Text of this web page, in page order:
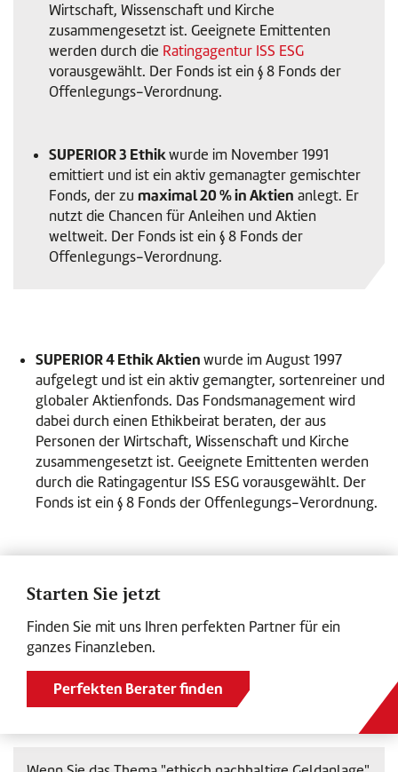
Wirtschaft, Wissenschaft und Kirche
zusammengesetzt ist. Geeignete Emittenten
werden durch die Ratingagentur ISS ESG
vorausgewählt. Der Fonds ist ein § 8 Fonds der
Offenlegungs-Verordnung.
SUPERIOR 3 Ethikwurde im November 1991
emittiert und ist ein aktiv gemanagter gemischter
Fonds, der zu maximal 20 % in Aktien anlegt. Er
nutzt die Chancen für Anleihen und Aktien
weltweit. Der Fonds ist ein § 8 Fonds der
Offenlegungs-Verordnung.
SUPERIOR 4 Ethik Aktienwurde im August 1997
aufgelegt und ist ein aktiv gemangter, sortenreiner und
globaler Aktienfonds. Das Fondsmanagement wird
dabei durch einen Ethikbeirat beraten, der aus
Personen der Wirtschaft, Wissenschaft und Kirche
zusammengesetzt ist. Geeignete Emittenten werden
durch die Ratingagentur ISS ESG vorausgewählt. Der
Fonds ist ein § 8 Fonds der Offenlegungs-Verordnung.
Starten Sie jetzt
Finden Sie mit uns Ihren perfekten Partner für ein
ganzes Finanzleben.
Perfekten Berater finden